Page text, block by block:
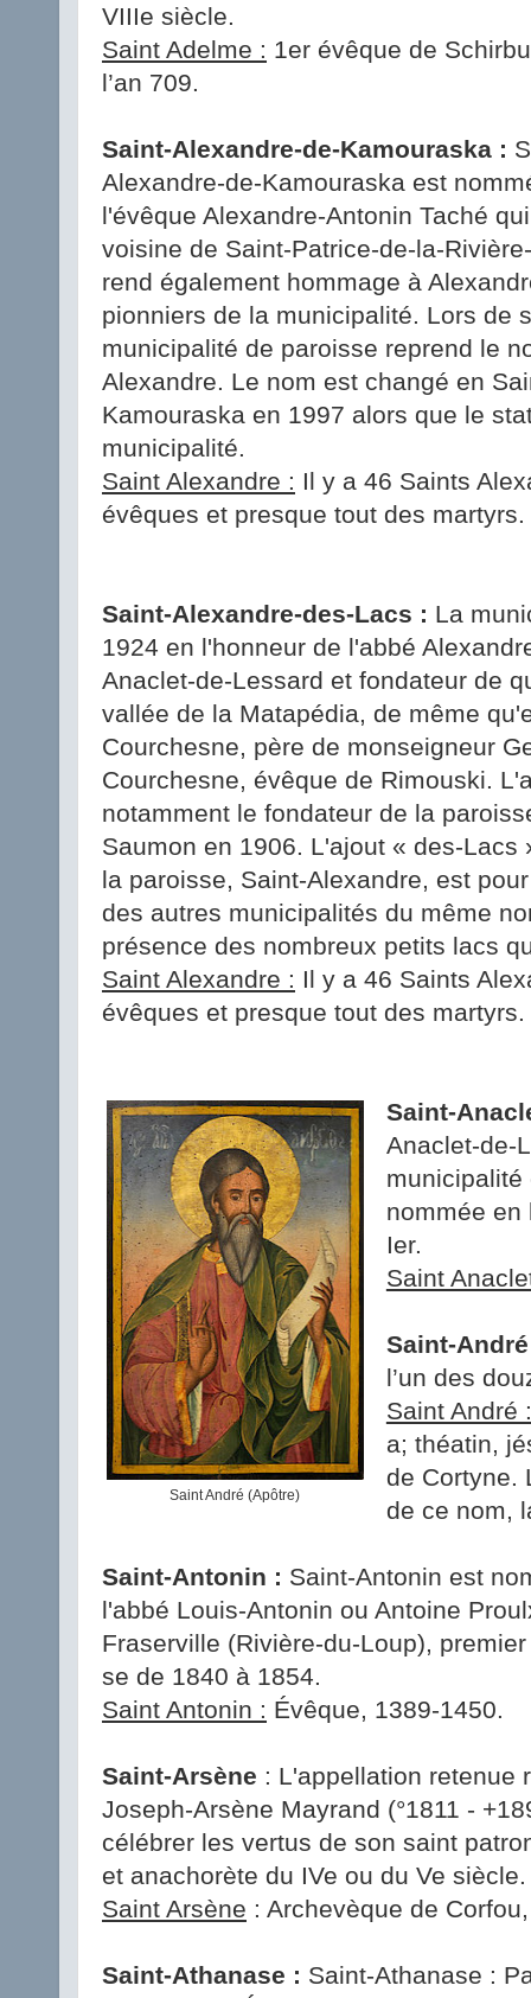
VIIIe siècle.
Saint Adelme : 1er évêque de
l’an 709.
Saint-Alexandre-de-Kamouraska :
Alexandre-de-Kamouraska est
l'évêque Alexandre-Antonin Taché
voisine de Saint-Patrice-de-la-
rend également hommage à
pionniers de la municipalité. Lors de
municipalité de paroisse reprend le
Alexandre. Le nom est changé en
Kamouraska en 1997 alors que le
municipalité.
Saint Alexandre : Il y a 46 Saints
évêques et presque tout des martyrs.
Saint-Alexandre-des-Lacs : La
1924 en l'honneur de l'abbé
Anaclet-de-Lessard et fondateur de
vallée de la Matapédia, de même
Courchesne, père de monseigneur
Courchesne, évêque de Rimouski.
notamment le fondateur de la
Saumon en 1906. L'ajout « des-Lacs
la paroisse, Saint-Alexandre, est
des autres municipalités du même
présence des nombreux petits lacs
Saint Alexandre : Il y a 46 Saints
évêques et presque tout des martyrs.
Saint André (Apôtre)
Saint-
Anaclet-de-
municipalité
nommée en
Ier.
Saint
Saint-
l’un des
Saint André :
a; théatin,
de Cortyne.
de ce nom,
Saint-Antonin : Saint-Antonin est
l'abbé Louis-Antonin ou Antoine
Fraserville (Rivière-du-Loup),
se de 1840 à 1854.
Saint Antonin : Évêque, 1389-1450.
Saint-Arsène : L'appellation retenue
Joseph-Arsène Mayrand (°1811 -
célébrer les vertus de son saint
et anachorète du IVe ou du Ve siècle.
Saint Arsène : Archevèque de
Saint-Athanase : Saint-Athanase :